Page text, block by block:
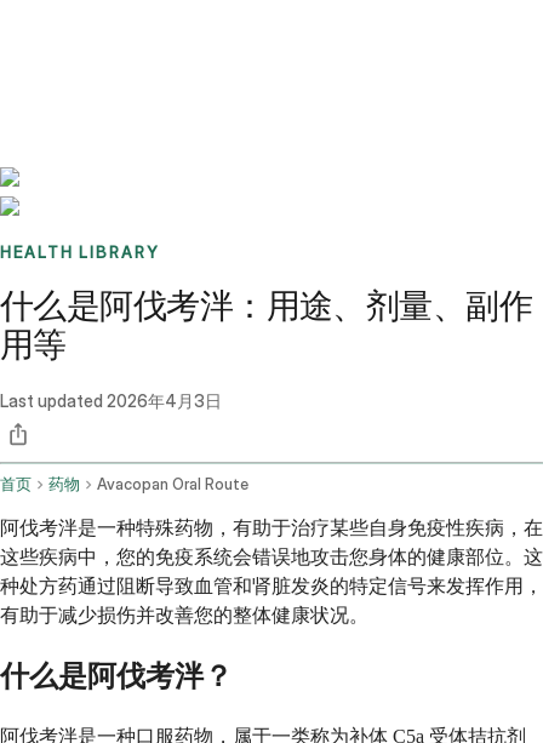
HEALTH LIBRARY
什么是阿伐考泮：用途、剂量、副作
用等
Last updated 2026年4月3日
首页 药物 Avacopan Oral Route
阿伐考泮是一种特殊药物，有助于治疗某些自身免疫性疾病，在
这些疾病中，您的免疫系统会错误地攻击您身体的健康部位。这
种处方药通过阻断导致血管和肾脏发炎的特定信号来发挥作用，
有助于减少损伤并改善您的整体健康状况。
什么是阿伐考泮？
阿伐考泮是一种口服药物，属于一类称为补体 C5a 受体拮抗剂